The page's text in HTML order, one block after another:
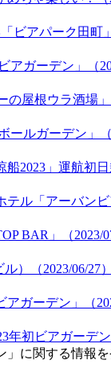
アパーク田町」
ガーデン」（
屋根ウラ酒場」
ルガーデン」（
2023」運航初日
ル「アーバンビ
BAR」（2023/
）（2023/06/27）
ガーデン」（
初ビアガーデン
に関する情報